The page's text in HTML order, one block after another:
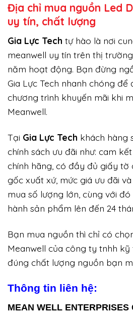
Địa chỉ mua nguồn Led
uy tín, chất lượng
Gia Lực Tech tự hào là nơi
meanwell uy tín trên thị
năm hoạt động. Bạn đừng
Gia Lực Tech nhanh chóng
chương trình khuyến mãi khi
Meanwell.
Tại Gia Lực Tech khách hàng
chính sách ưu đãi như: cam
chính hãng, có đầy đủ giấy tờ
gốc xuất xứ, mức giá ưu đãi
mua số lượng lớn, cùng với
hành sản phẩm lên đến 24
Bạn mua nguồn thì chỉ có
Meanwell của công ty tnhh kỹ
đúng chất lượng nguồn bạn
Thông tin liên hệ:
MEAN WELL ENTERPRISES